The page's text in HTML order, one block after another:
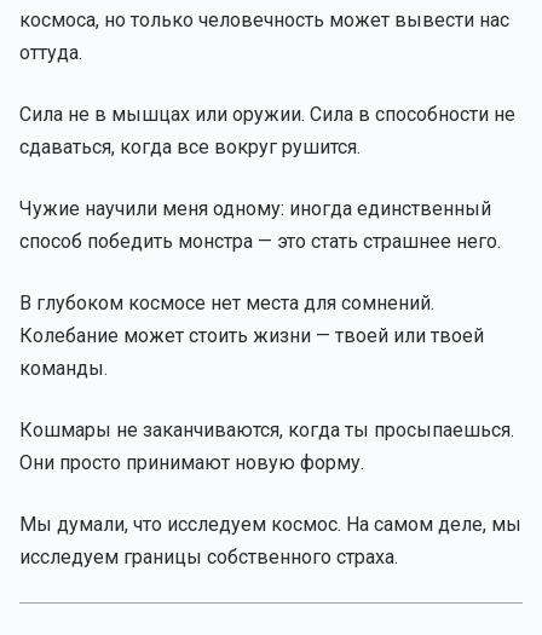
космоса, но только человечность может вывести нас
оттуда.
Сила не в мышцах или оружии. Сила в способности не
сдаваться, когда все вокруг рушится.
Чужие научили меня одному: иногда единственный
способ победить монстра — это стать страшнее него.
В глубоком космосе нет места для сомнений.
Колебание может стоить жизни — твоей или твоей
команды.
Кошмары не заканчиваются, когда ты просыпаешься.
Они просто принимают новую форму.
Мы думали, что исследуем космос. На самом деле, мы
исследуем границы собственного страха.